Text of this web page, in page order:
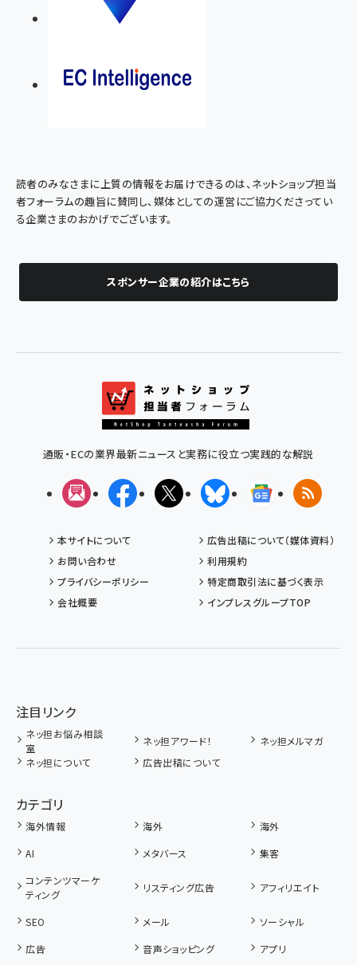
読者のみなさまに上質の情報をお届けできるのは、ネットショップ担当
者フォーラムの趣旨に賛同し、媒体としての運営にご協力くださってい
る企業さまのおかげでございます。
スポンサー企業の紹介はこちら
通販・ECの業界最新ニュースと実務に役立つ実践的な解説
メルマガFacebookX(エックス)BlueskyGoogleニュ
RSS
本サイトについて
広告出稿について（媒体資料）
お問い合わせ
利用規約
プライバシーポリシー
特定商取引法に基づく表示
会社概要
インプレスグループTOP
注目リンク
ネッ担お悩み相談
室
ネッ担アワード！
ネッ担メルマガ
ネッ担について
広告出稿について
カテゴリ
海外情報 海外
海外
AI
メタバース
集客
コンテンツマーケ
ティング
リスティング広告 アフィリエイト
SEO メール
ソーシャル
広告
音声ショッピング アプリ